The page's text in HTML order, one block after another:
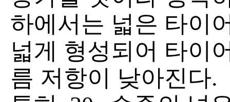
하에서는 넓은 타이
넓게 형성되어 타이
름 저항이 낮아진다.